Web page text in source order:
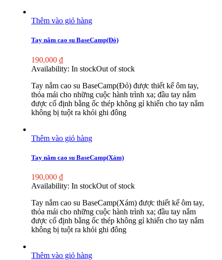
Thêm vào giỏ hàng
Tay nắm cao su BaseCamp(Đỏ)
190,000 ₫
Availability: In stockOut of stock
Tay nắm cao su BaseCamp(Đỏ) được thiết kế ôm tay,
thỏa mái cho những cuộc hành trình xa; đầu tay nắm
được cố định bằng ốc thép không gỉ khiến cho tay nắm
không bị tuột ra khỏi ghi đông
Thêm vào giỏ hàng
Tay nắm cao su BaseCamp(Xám)
190,000 ₫
Availability: In stockOut of stock
Tay nắm cao su BaseCamp(Xám) được thiết kế ôm tay,
thỏa mái cho những cuộc hành trình xa; đầu tay nắm
được cố định bằng ốc thép không gỉ khiến cho tay nắm
không bị tuột ra khỏi ghi đông
Thêm vào giỏ hàng